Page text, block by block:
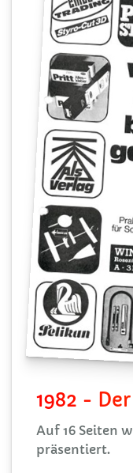
1982 -
Auf 16 Seiten
präsentiert.